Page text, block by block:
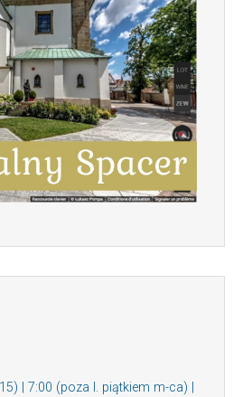
| 7:00 (poza I. piątkiem m-ca) |